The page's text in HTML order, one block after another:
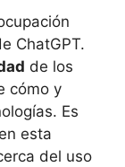
ChatGPT.
de los
cómo y
Es
esta
del uso